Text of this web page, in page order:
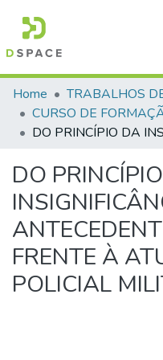
Communities & Collections
All of DSpace
Home
DO
FRENTE À
POLICIAL